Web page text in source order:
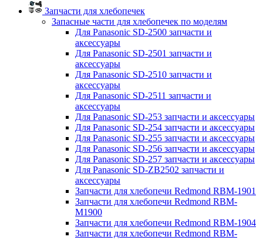
Запчасти для хлебопечек
Запасные части для хлебопечек по моделям
Для Panasonic SD-2500 запчасти и
аксессуары
Для Panasonic SD-2501 запчасти и
аксессуары
Для Panasonic SD-2510 запчасти и
аксессуары
Для Panasonic SD-2511 запчасти и
аксессуары
Для Panasonic SD-253 запчасти и аксессуары
Для Panasonic SD-254 запчасти и аксессуары
Для Panasonic SD-255 запчасти и аксессуары
Для Panasonic SD-256 запчасти и аксессуары
Для Panasonic SD-257 запчасти и аксессуары
Для Panasonic SD-ZB2502 запчасти и
аксессуары
Запчасти для хлебопечи Redmond RBM-1901
Запчасти для хлебопечи Redmond RBM-
M1900
Запчасти для хлебопечи Redmond RBM-1904
Запчасти для хлебопечи Redmond RBM-